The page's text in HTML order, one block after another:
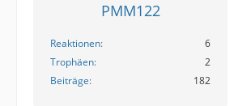
PMM122
Reaktionen
6
Trophäen
2
Beiträge
182